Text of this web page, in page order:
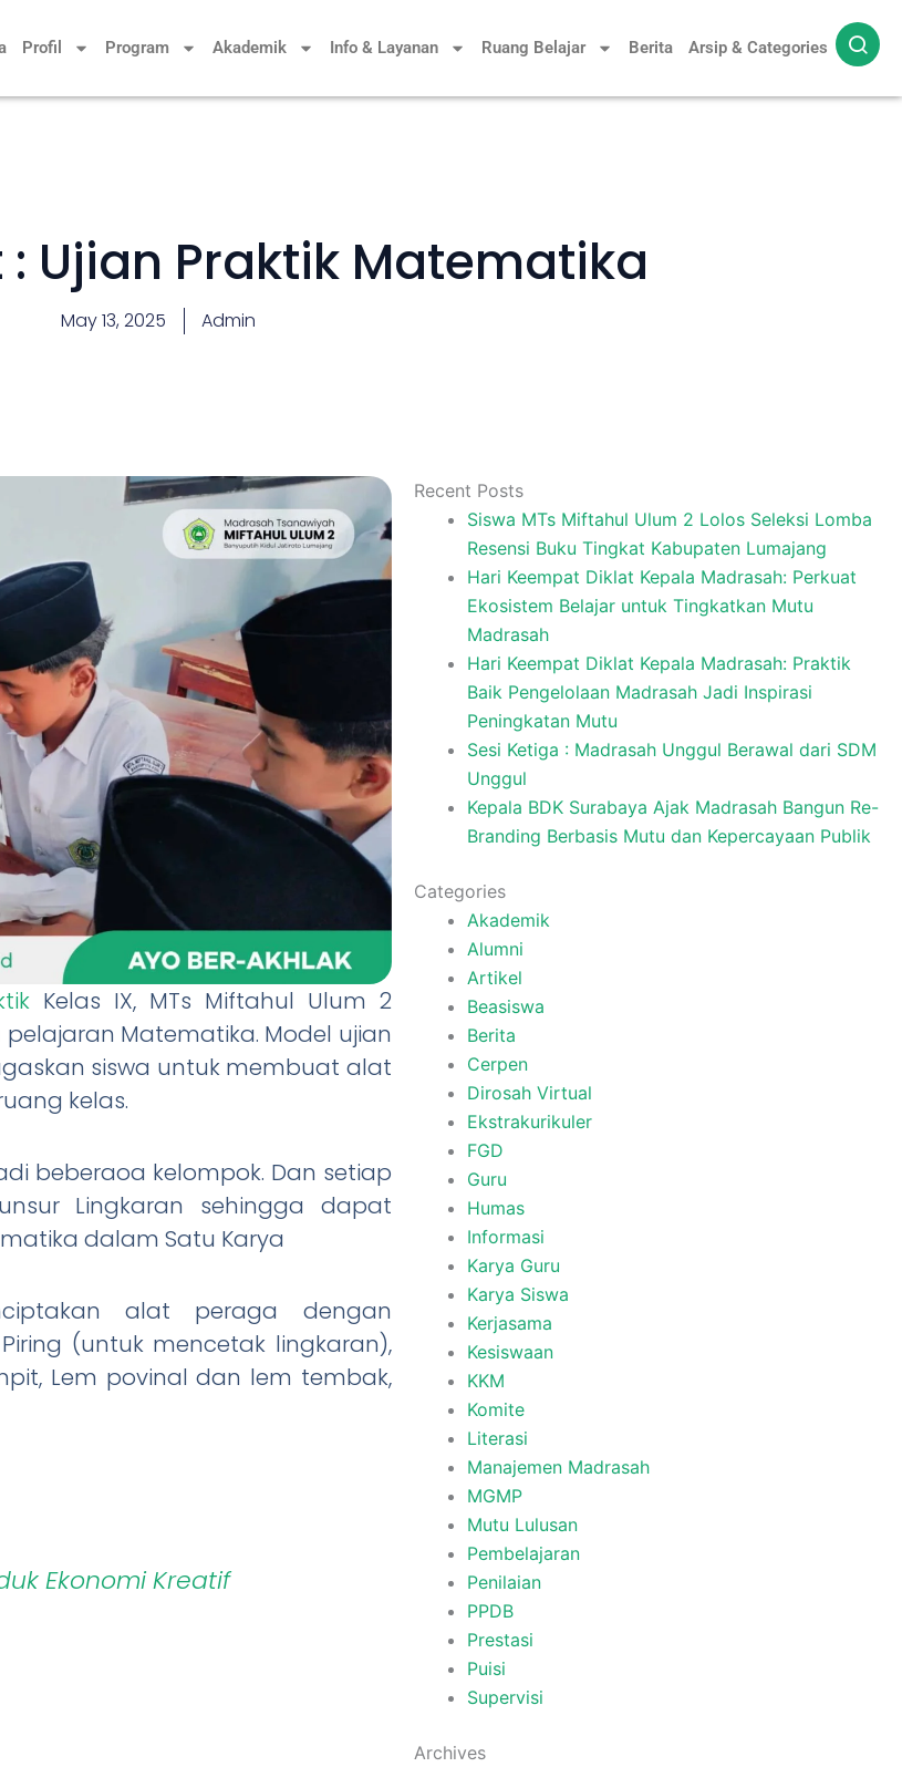
Profil Program Akademik Info & Layanan Ruang Belajar Berita Arsip & Categories
Ujian Praktik Matematika
May 13, 2025 Admin
Kelas IX, MTs Miftahul Ulum 2
Matematika. Model ujian
siswa untuk membuat alat
kelas.
beberaoa kelompok. Dan setiap
Lingkaran sehingga dapat
dalam Satu Karya
alat peraga dengan
(untuk mencetak lingkaran),
Lem povinal dan lem tembak,
Ekonomi Kreatif
Recent Posts
Siswa MTs Miftahul Ulum 2 Lolos Seleksi Lomba
Resensi Buku Tingkat Kabupaten Lumajang
Hari Keempat Diklat Kepala Madrasah: Perkuat
Ekosistem Belajar untuk Tingkatkan Mutu
Madrasah
Hari Keempat Diklat Kepala Madrasah: Praktik
Baik Pengelolaan Madrasah Jadi Inspirasi
Peningkatan Mutu
Sesi Ketiga : Madrasah Unggul Berawal dari SDM
Unggul
Kepala BDK Surabaya Ajak Madrasah Bangun Re-
Branding Berbasis Mutu dan Kepercayaan Publik
Categories
Akademik
Alumni
Artikel
Beasiswa
Berita
Cerpen
Dirosah Virtual
Ekstrakurikuler
FGD
Guru
Humas
Informasi
Karya Guru
Karya Siswa
Kerjasama
Kesiswaan
KKM
Komite
Literasi
Manajemen Madrasah
MGMP
Mutu Lulusan
Pembelajaran
Penilaian
PPDB
Prestasi
Puisi
Supervisi
Archives